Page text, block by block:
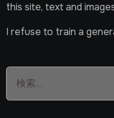
this site, text and
I refuse to train a
検